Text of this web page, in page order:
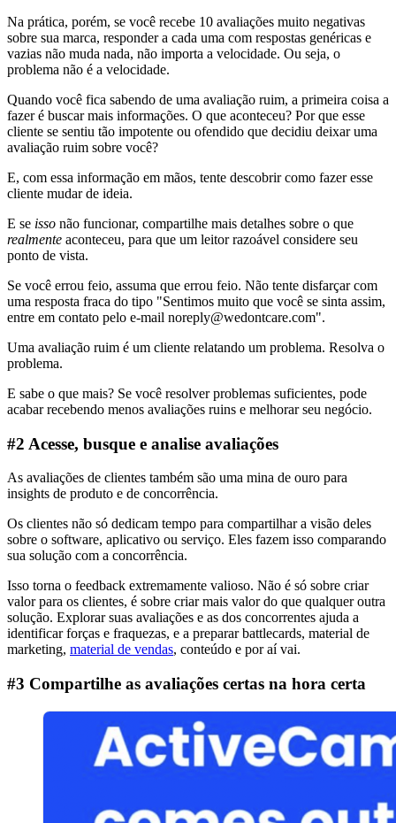
Na prática, porém, se você recebe 10 avaliações muito negativas
sobre sua marca, responder a cada uma com respostas genéricas e
vazias não muda nada, não importa a velocidade. Ou seja, o
problema não é a velocidade.
Quando você fica sabendo de uma avaliação ruim, a primeira coisa a
fazer é buscar mais informações. O que aconteceu? Por que esse
cliente se sentiu tão impotente ou ofendido que decidiu deixar uma
avaliação ruim sobre você?
E, com essa informação em mãos, tente descobrir como fazer esse
cliente mudar de ideia.
E se isso não funcionar, compartilhe mais detalhes sobre o que
realmente aconteceu, para que um leitor razoável considere seu
ponto de vista.
Se você errou feio, assuma que errou feio. Não tente disfarçar com
uma resposta fraca do tipo "Sentimos muito que você se sinta assim,
entre em contato pelo e-mail noreply@wedontcare.com".
Uma avaliação ruim é um cliente relatando um problema. Resolva o
problema.
E sabe o que mais? Se você resolver problemas suficientes, pode
acabar recebendo menos avaliações ruins e melhorar seu negócio.
#2 Acesse, busque e analise avaliações
As avaliações de clientes também são uma mina de ouro para
insights de produto e de concorrência.
Os clientes não só dedicam tempo para compartilhar a visão deles
sobre o software, aplicativo ou serviço. Eles fazem isso comparando
sua solução com a concorrência.
Isso torna o feedback extremamente valioso. Não é só sobre criar
valor para os clientes, é sobre criar mais valor do que qualquer outra
solução. Explorar suas avaliações e as dos concorrentes ajuda a
identificar forças e fraquezas, e a preparar battlecards, material de
marketing, material de vendas, conteúdo e por aí vai.
#3 Compartilhe as avaliações certas na hora certa